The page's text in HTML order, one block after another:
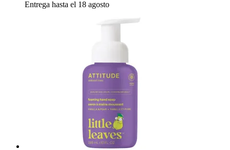
Entrega hasta el 18 agosto